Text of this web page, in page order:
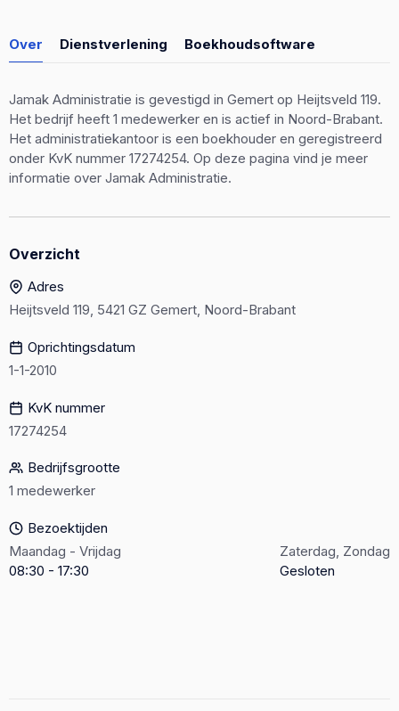
Over Dienstverlening Boekhoudsoftware
Jamak Administratie is gevestigd in Gemert op Heijtsveld 119.
Het bedrijf heeft 1 medewerker en is actief in Noord-Brabant.
Het administratiekantoor is een boekhouder en geregistreerd
onder KvK nummer 17274254. Op deze pagina vind je meer
informatie over Jamak Administratie.
Overzicht
Adres
Heijtsveld 119, 5421 GZ Gemert, Noord-Brabant
Oprichtingsdatum
1-1-2010
KvK nummer
17274254
Bedrijfsgrootte
1 medewerker
Bezoektijden
Maandag - Vrijdag
08:30 - 17:30
Zaterdag, Zondag
Gesloten